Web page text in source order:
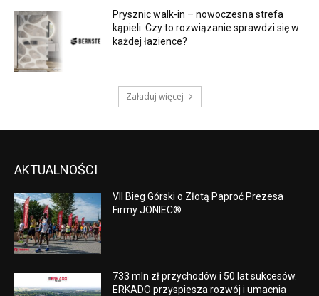
Prysznic walk-in – nowoczesna strefa
kąpieli. Czy to rozwiązanie sprawdzi się w
każdej łazience?
Załaduj więcej
AKTUALNOŚCI
VII Bieg Górski o Złotą Paproć Prezesa
Firmy JONIEC®
733 mln zł przychodów i 50 lat sukcesów.
ERKADO przyspiesza rozwój i umacnia